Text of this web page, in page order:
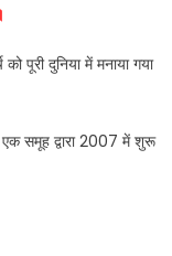
पूरी दुनिया में मनाया गया
एक समूह द्वारा 2007 में शुरू